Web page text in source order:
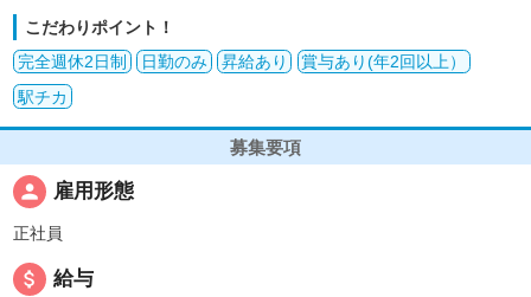
こだわりポイント！
完全週休2日制
日勤のみ 昇給あり
賞与あり(年2回以上）
駅チカ
募集要項
person 雇用形態
正社員
attach_money 給与